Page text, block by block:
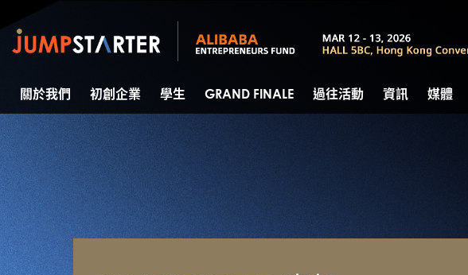
關於我們 初創企業 學生 GRAND FINALE 過往活動 資訊 媒體